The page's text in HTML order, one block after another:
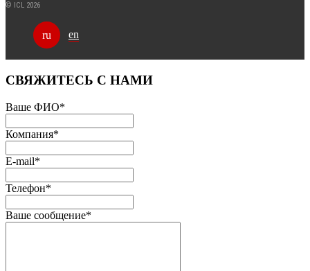
© ICL 2026
ru en
СВЯЖИТЕСЬ С НАМИ
Ваше ФИО*
Компания*
E-mail*
Телефон*
Ваше сообщение*